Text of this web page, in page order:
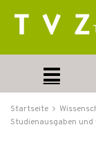
Startseite
Studienausgaben und